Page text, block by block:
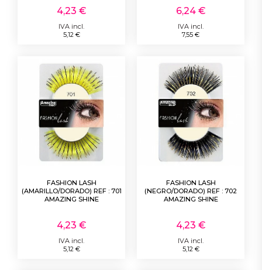
4,23 €
IVA incl.
5,12 €
6,24 €
IVA incl.
7,55 €
FASHION LASH
(AMARILLO/DORADO) REF : 701
AMAZING SHINE
4,23 €
IVA incl.
5,12 €
FASHION LASH
(NEGRO/DORADO) REF : 702
AMAZING SHINE
4,23 €
IVA incl.
5,12 €